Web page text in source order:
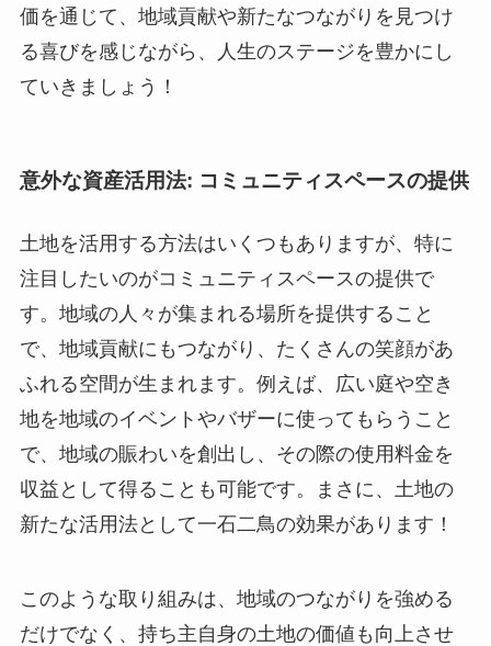
価を通じて、地域貢献や新たなつながりを見つけ
る喜びを感じながら、人生のステージを豊かにし
ていきましょう！
意外な資産活用法: コミュニティスペースの提供
土地を活用する方法はいくつもありますが、特に
注目したいのがコミュニティスペースの提供で
す。地域の人々が集まれる場所を提供すること
で、地域貢献にもつながり、たくさんの笑顔があ
ふれる空間が生まれます。例えば、広い庭や空き
地を地域のイベントやバザーに使ってもらうこと
で、地域の賑わいを創出し、その際の使用料金を
収益として得ることも可能です。まさに、土地の
新たな活用法として一石二鳥の効果があります！
このような取り組みは、地域のつながりを強める
だけでなく、持ち主自身の土地の価値も向上させ